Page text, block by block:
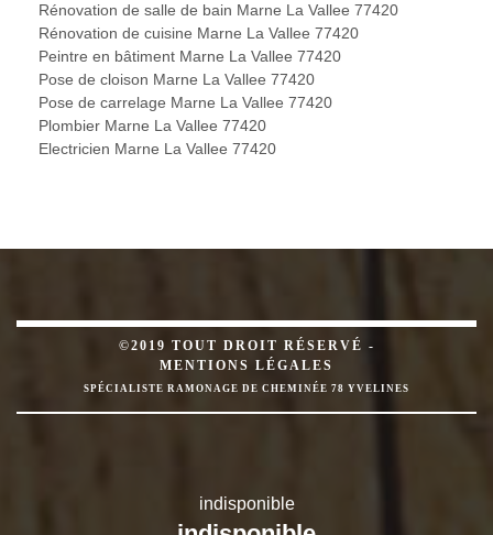
Rénovation de salle de bain Marne La Vallee 77420
Rénovation de cuisine Marne La Vallee 77420
Peintre en bâtiment Marne La Vallee 77420
Pose de cloison Marne La Vallee 77420
Pose de carrelage Marne La Vallee 77420
Plombier Marne La Vallee 77420
Electricien Marne La Vallee 77420
©2019 TOUT DROIT RÉSERVÉ -
MENTIONS LÉGALES
SPÉCIALISTE RAMONAGE DE CHEMINÉE 78 YVELINES
indisponible